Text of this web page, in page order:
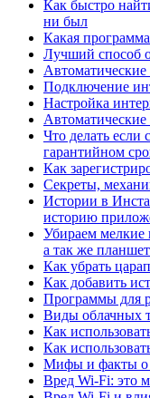
Как быстро
ни был
Какая
Лучший способ
Подключение
Настройка
Что делать если
гарантийном
Как
Секреты,
Истории в
историю
Убираем мелкие
а так же
Как убрать
Как добавить
Программы для
Виды облачных
Как
Как
Мифы и факты о
Вред Wi-Fi: это